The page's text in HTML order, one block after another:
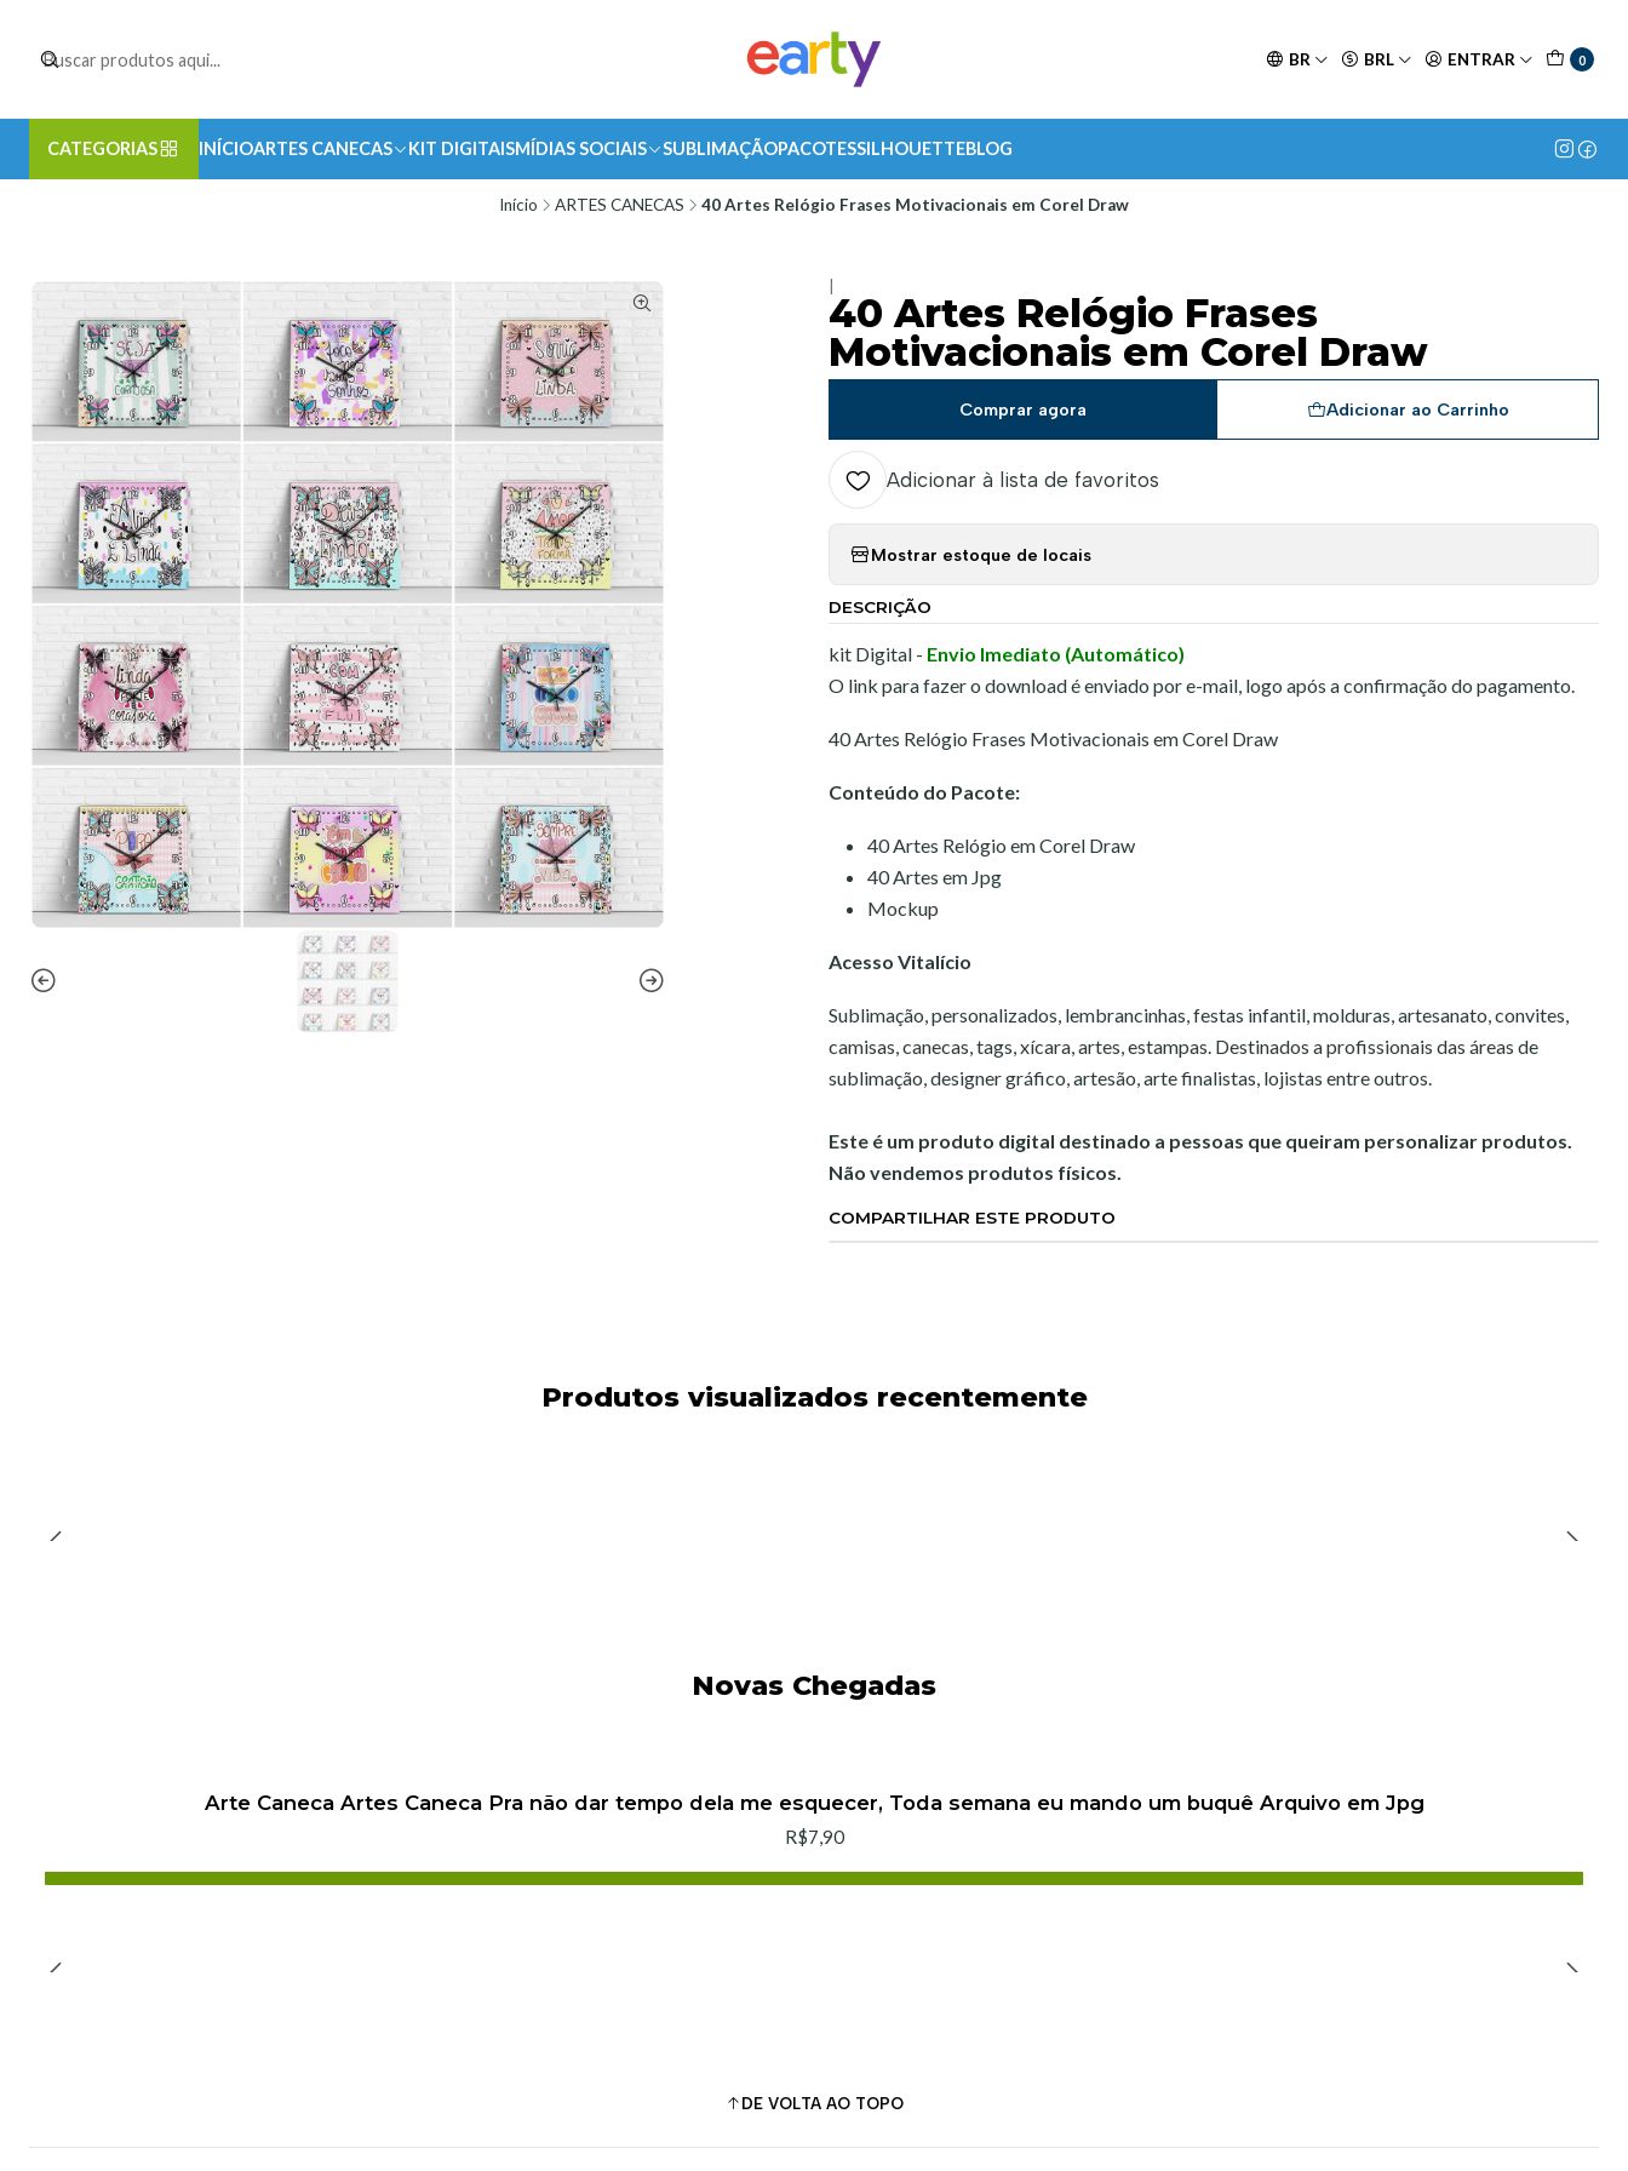
BR BRL ENTRAR 0
CATEGORIAS INÍCIOARTES CANECAS KIT DIGITAISMÍDIAS SOCIAIS SUBLIMAÇÃOPACOTESSILHOUETTEBLOG
Início ARTES CANECAS 40 Artes Relógio Frases Motivacionais em Corel Draw
40 Artes Relógio Frases
Motivacionais em Corel Draw
Adicionar ao Carrinho
Comprar agora
Adicionar à lista de favoritos
Mostrar estoque de locais
DESCRIÇÃO
kit Digital - Envio Imediato (Automático)
O link para fazer o download é enviado por e-mail, logo após a confirmação do pagamento.
40 Artes Relógio Frases Motivacionais em Corel Draw
Conteúdo do Pacote:
40 Artes Relógio em Corel Draw
40 Artes em Jpg
Mockup
Acesso Vitalício
Sublimação, personalizados, lembrancinhas, festas infantil, molduras, artesanato, convites,
camisas, canecas, tags, xícara, artes, estampas. Destinados a profissionais das áreas de
sublimação, designer gráfico, artesão, arte finalistas, lojistas entre outros.
Este é um produto digital destinado a pessoas que queiram personalizar produtos.
Não vendemos produtos físicos.
COMPARTILHAR ESTE PRODUTO
Produtos visualizados recentemente
Novas Chegadas
Arte Caneca Artes Caneca Pra não dar tempo dela me esquecer, Toda semana eu mando um buquê Arquivo em Jpg
R$7,90
DE VOLTA AO TOPO